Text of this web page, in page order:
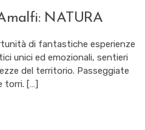
NATURA
di fantastiche esperienze
unici ed emozionali, sentieri
del territorio. Passeggiate
torri. […]